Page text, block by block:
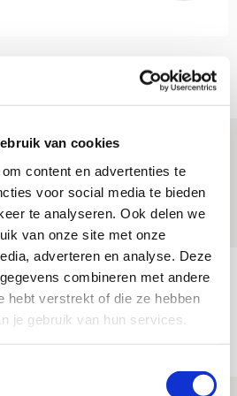
van cookies
content en advertenties te
voor social media te bieden
te analyseren. Ook delen we
van onze site met onze
adverteren en analyse. Deze
combineren met andere
hebt verstrekt of die ze hebben
je gebruik van hun services.
bij
zege op tiental PEC
moet weten over PEC